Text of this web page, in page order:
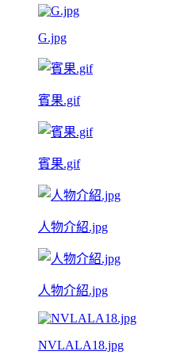
G.jpg
賓果.gif
賓果.gif
人物介紹.jpg
人物介紹.jpg
NVLALA18.jpg